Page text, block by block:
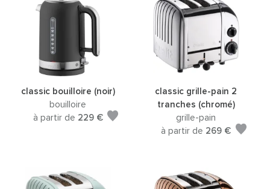
classic bouilloire (noir)
bouilloire
à partir de 229 €
classic grille-pain 2
tranches (chromé)
grille-pain
à partir de 269 €